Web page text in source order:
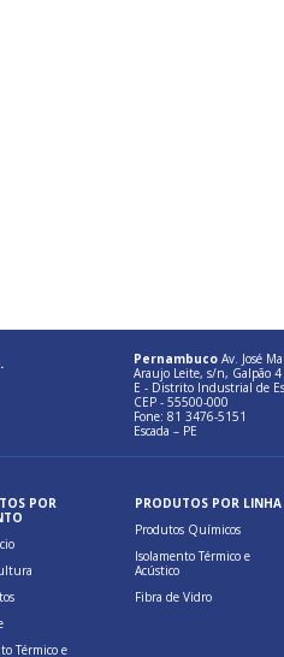
Pernambuco Av. José
Araujo Leite, s/n, Galpão 4
E - Distrito Industrial de
CEP - 55500-000
Fone: 81 3476-5151
Escada – PE
POR
Térmico e
PRODUTOS POR LINHA
Produtos Químicos
Isolamento Térmico e
Acústico
Fibra de Vidro